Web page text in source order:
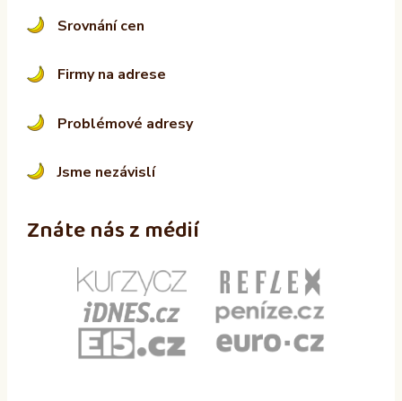
Srovnání cen
Firmy na adrese
Problémové adresy
Jsme nezávislí
Znáte nás z médií